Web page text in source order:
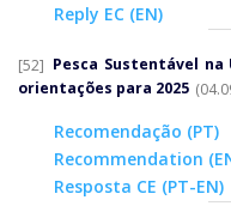
Reply EC (EN)
[52] Pesca Sustentável
orientações para 2025
Recomendação (PT)
Recommendation
Resposta CE (PT-EN)